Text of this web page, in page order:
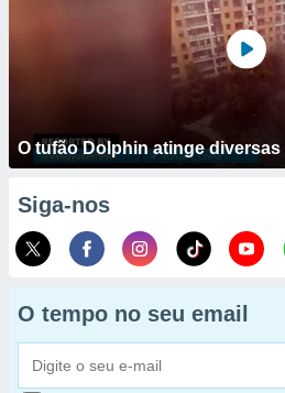
O tufão Dolphin atinge diversas
Siga-nos
O tempo no seu email